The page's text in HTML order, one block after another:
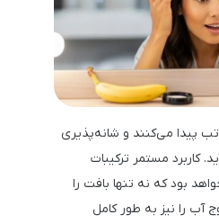
پیدا می‌کنند و شانه‌پذیری
کاربرد مستمر ترکیبات
بود که نه تنها بافت را
آب را نیز به طور کامل